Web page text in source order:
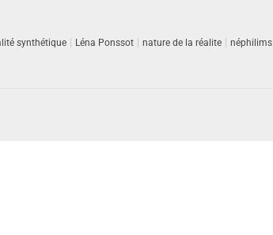
synthétique Léna Ponssot nature de la réalite néphilims